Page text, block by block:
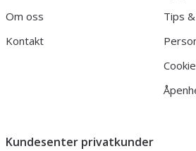
Om oss
Kontakt
Tips
Kundesenter privatkunder